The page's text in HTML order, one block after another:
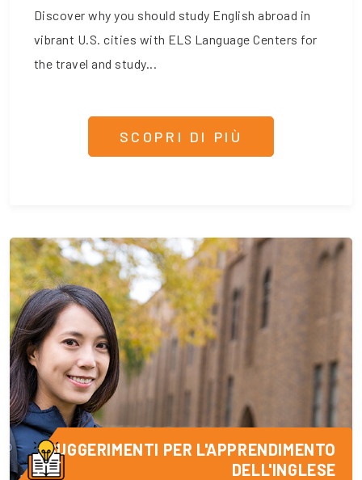
Discover why you should study English abroad in
vibrant U.S. cities with ELS Language Centers for
the travel and study...
SCOPRI DI PIÙ
SUGGERIMENTI PER L'APPRENDIMENTO
DELL'INGLESE